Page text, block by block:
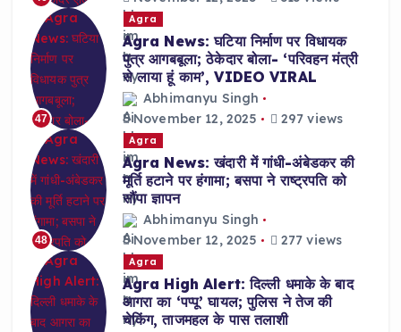
47
Agra
Agra News: घटिया निर्माण पर विधायक
पुत्र आगबबूला; ठेकेदार बोला- ‘परिवहन मंत्री
से लाया हूं काम’, VIDEO VIRAL
Abhimanyu Singh
November 12, 2025
297 views
48
Agra
Agra News: खंदारी में गांधी-अंबेडकर की
मूर्ति हटाने पर हंगामा; बसपा ने राष्ट्रपति को
सौंपा ज्ञापन
Abhimanyu Singh
November 12, 2025
277 views
Agra
Agra High Alert: दिल्ली धमाके के बाद
आगरा का ‘पप्पू’ घायल; पुलिस ने तेज की
चेकिंग, ताजमहल के पास तलाशी